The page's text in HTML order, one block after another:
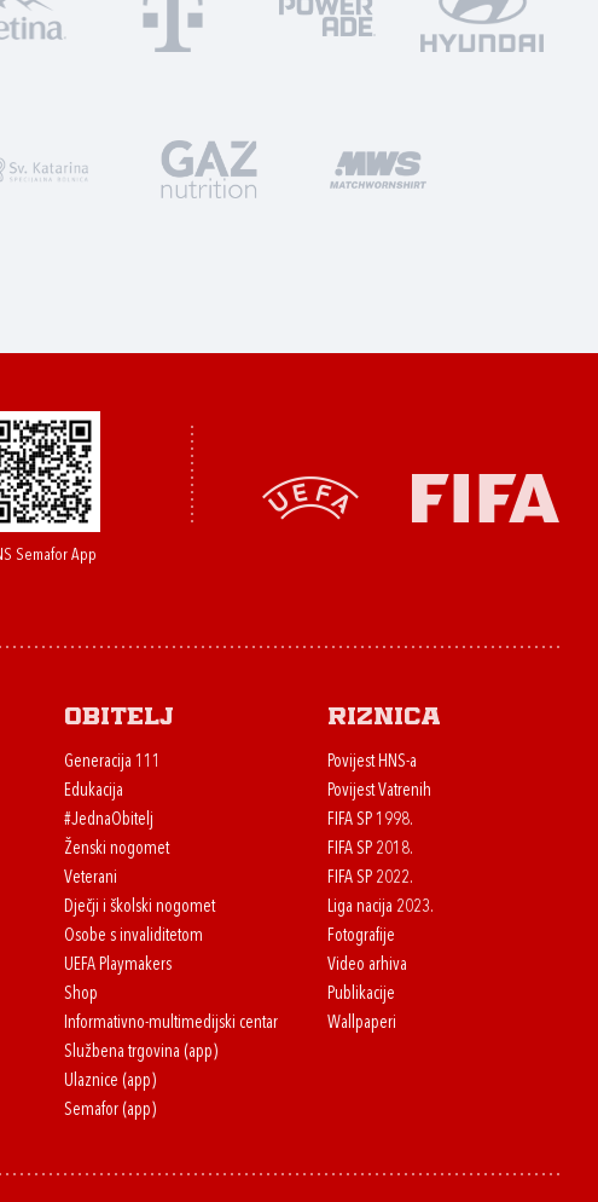
Semafor App
Obitelj
Generacija 111
Edukacija
#JednaObitelj
Ženski nogomet
Veterani
Dječji i školski nogomet
Osobe s invaliditetom
UEFA Playmakers
Shop
Informativno-multimedijski centar
Službena trgovina (app)
Ulaznice (app)
Semafor (app)
Riznica
Povijest HNS-a
Povijest Vatrenih
FIFA SP 1998.
FIFA SP 2018.
FIFA SP 2022.
Liga nacija 2023.
Fotografije
Video arhiva
Publikacije
Wallpaperi